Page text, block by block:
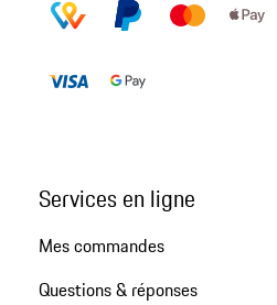
Services en ligne
Mes commandes
Questions & réponses